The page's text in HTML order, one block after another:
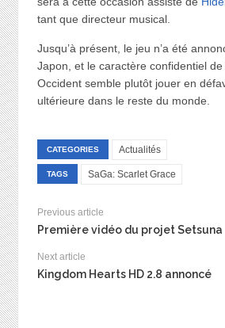
tant que directeur musical.
Jusqu’à présent, le jeu n’a été
Japon, et le caractère confidentiel
Occident semble plutôt jouer en
ultérieure dans le reste du monde.
CATEGORIES Actualités
TAGS SaGa: Scarlet Grace
Previous article
Première vidéo du projet Setsuna
Next article
Kingdom Hearts HD 2.8 annoncé